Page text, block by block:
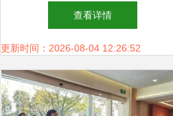
与文化建设方案
查看详情
更新时间：2026-08-04 12:26:52